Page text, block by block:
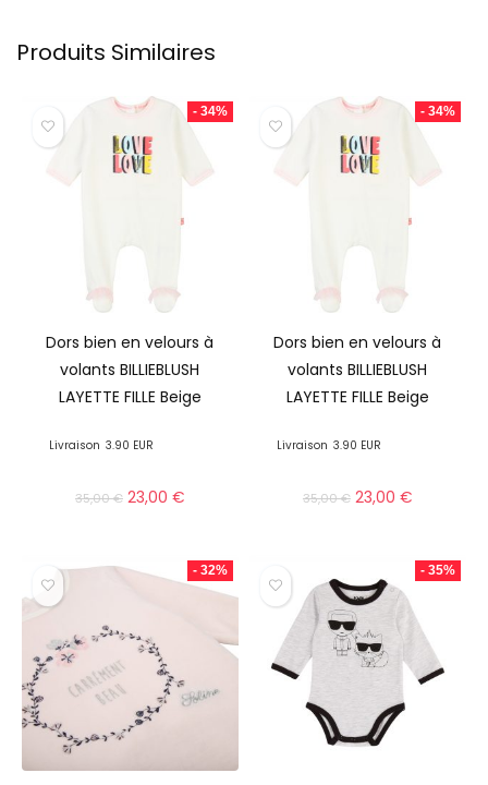
Produits Similaires
- 34%
Dors bien en velours à
volants BILLIEBLUSH
LAYETTE FILLE Beige
Livraison 3.90 EUR
35,00€ 23,00 €
- 34%
Dors bien en velours à
volants BILLIEBLUSH
LAYETTE FILLE Beige
Livraison 3.90 EUR
35,00€ 23,00 €
- 32% - 35%